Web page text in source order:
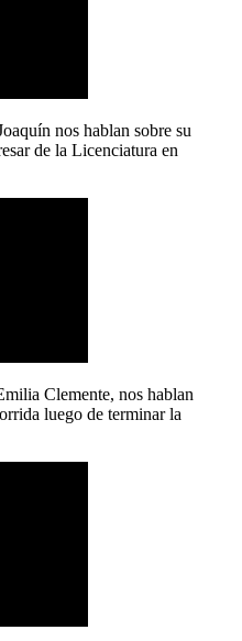
nos hablan sobre su
de la Licenciatura en
Clemente, nos hablan
luego de terminar la